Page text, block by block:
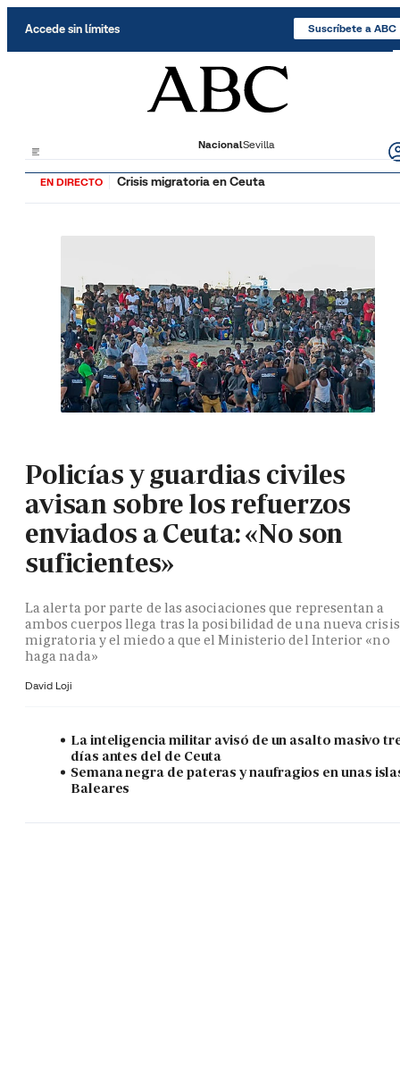
Accede sin límites Suscríbete a ABC
NacionalSevilla
EN DIRECTO Crisis migratoria en Ceuta
Policías y guardias civiles
avisan sobre los refuerzos
enviados a Ceuta: «No son
suficientes»
La alerta por parte de las asociaciones que representan a
ambos cuerpos llega tras la posibilidad de una nueva crisis
migratoria y el miedo a que el Ministerio del Interior «no
haga nada»
David Loji
La inteligencia militar avisó de un asalto masivo
días antes del de Ceuta
Semana negra de pateras y naufragios en unas
Baleares